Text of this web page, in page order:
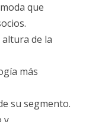
que
de la
más
su segmento.